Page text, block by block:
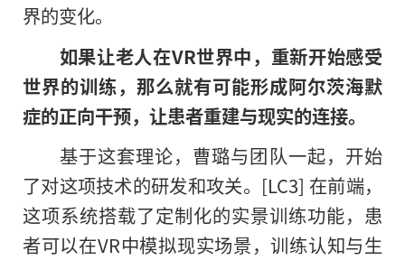
界的变化。
如果让老人在VR世界中，重新开始感受
世界的训练，那么就有可能形成阿尔茨海默
症的正向干预，让患者重建与现实的连接。
基于这套理论，曹璐与团队一起，开始
了对这项技术的研发和攻关。[LC3] 在前端，
这项系统搭载了定制化的实景训练功能，患
者可以在VR中模拟现实场景，训练认知与生